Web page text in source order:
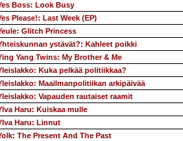
Boss: Look Busy
Please!: Last Week (EP)
Glitch Princess
ystävät?: Kahleet poikki
Yang Twins: My Brother & Me
Kuka pelkää politiikkaa?
Maailmanpolitiikan arkipäivää
Vapauden rautaiset raamit
Haru: Kuiskaa mulle
Haru: Linnut
The Present And The Past